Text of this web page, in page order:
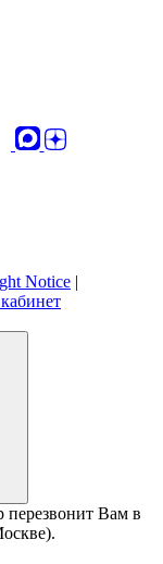
Notice |
перезвонит Вам в